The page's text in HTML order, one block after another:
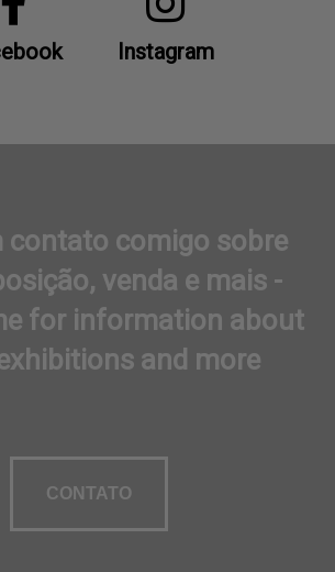
Instagram
contato comigo sobre
venda e mais -
for information about
and more
CONTATO